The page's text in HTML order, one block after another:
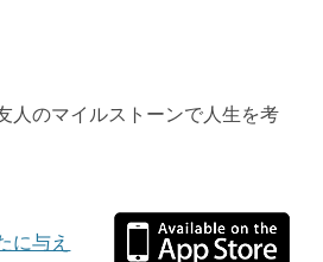
人のマイルストーンで人生を考
に与え